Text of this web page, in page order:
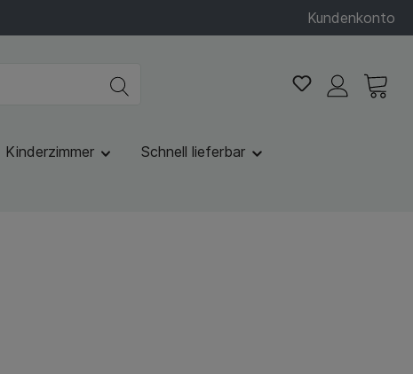
Kundenkonto
Kinderzimmer Schnell lieferbar